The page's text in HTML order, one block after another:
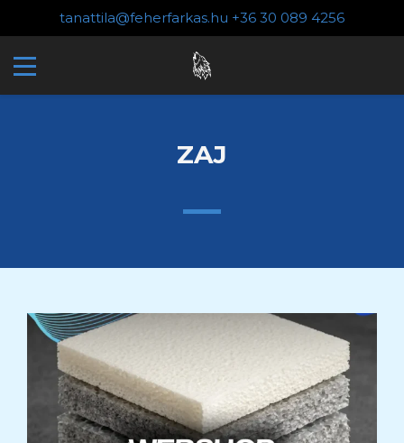
tanattila@feherfarkas.hu +36 30 089 4256
ZAJ